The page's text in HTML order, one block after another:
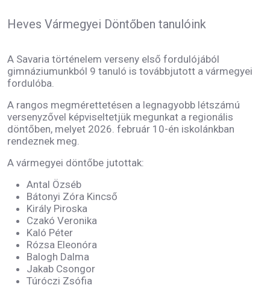
Heves Vármegyei Döntőben tanulóink
A Savaria történelem verseny első fordulójából
gimnáziumunkból 9 tanuló is továbbjutott a vármegyei
fordulóba.
A rangos megmérettetésen a legnagyobb létszámú
versenyzővel képviseltetjük megunkat a regionális
döntőben, melyet 2026. február 10-én iskolánkban
rendeznek meg.
A vármegyei döntőbe jutottak:
Antal Özséb
Bátonyi Zóra Kincső
Király Piroska
Czakó Veronika
Kaló Péter
Rózsa Eleonóra
Balogh Dalma
Jakab Csongor
Túróczi Zsófia